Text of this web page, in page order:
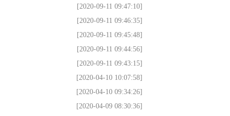
[2020-09-11 09:47:10]
[2020-09-11 09:46:35]
[2020-09-11 09:45:48]
[2020-09-11 09:44:56]
[2020-09-11 09:43:15]
[2020-04-10 10:07:58]
[2020-04-10 09:34:26]
[2020-04-09 08:30:36]